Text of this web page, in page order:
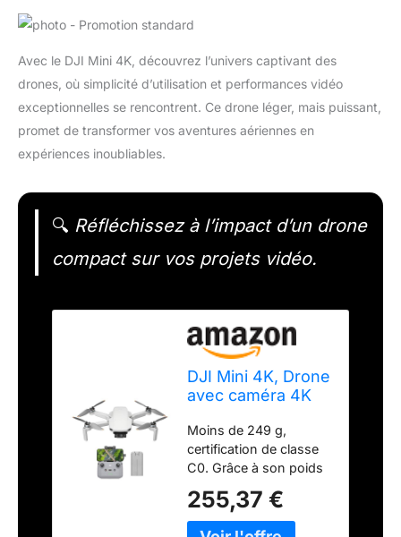
Avec le DJI Mini 4K, découvrez l’univers captivant des
drones, où simplicité d’utilisation et performances vidéo
exceptionnelles se rencontrent. Ce drone léger, mais puissant,
promet de transformer vos aventures aériennes en
expériences inoubliables.
🔍 Réfléchissez à l’impact d’un drone
compact sur vos projets vidéo.
DJI Mini 4K, Drone
avec caméra 4K
249 g
Moins de 249 g,
certification de classe
C0. Grâce à son poids
autorisé à voler dans
les catégories A1 et A3.
255,37 €